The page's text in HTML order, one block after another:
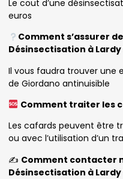
Le cout d’une
euros
Comment s’assurer
Désinsectisation à Lardy
Il vous faudra trouver une
de Giordano antinuisible
Comment traiter les
Les cafards peuvent être
ou avec l’utilisation d’un
✍️ Comment contacter
Désinsectisation à Lardy